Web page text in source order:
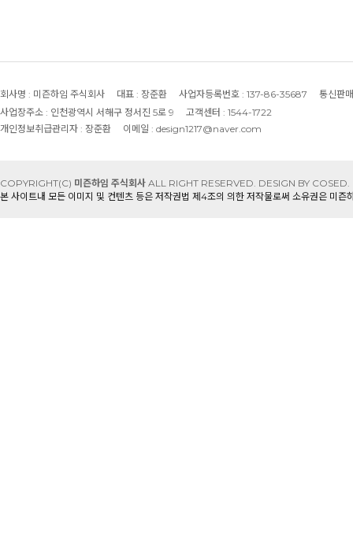
회사명 : 미즌하임 주식회사 대표 : 장준환 사업자등록번호 : 137-86-35687
통신판
사업장주소 : 인천광역시 서해구 정서진 5로 9 고객센터 : 1544-1722
개인정보취급관리자 : 장준환 이메일 : design1217@naver.com
COPYRIGHT(C) 미즌하임 주식회사 ALL RIGHT RESERVED. DESIGN BY COSED.
본 사이트내 모든 이미지 및 컨텐츠 등은 저작권법 제4조의 의한 저작물로써 소유권은 미